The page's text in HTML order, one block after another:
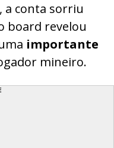
a conta sorriu
board revelou
importante
mineiro.